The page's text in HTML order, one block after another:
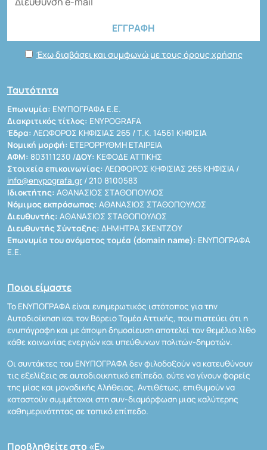
Έχω διαβάσει και συμφωνώ με τους όρους χρήσης
Ταυτότητα
Επωνυμία: ΕΝΥΠΟΓΡΑΦΑ Ε.Ε.
Διακριτικός τίτλος: ENYPOGRAFA
Έδρα: ΛΕΩΦΟΡΟΣ ΚΗΦΙΣΙΑΣ 265 / Τ.Κ. 14561 ΚΗΦΙΣΙΑ
Νομική μορφή: ΕΤΕΡΟΡΡΥΘΜΗ ΕΤΑΙΡΕΙΑ
ΑΦΜ: 803111230 /ΔΟΥ: ΚΕΦΟΔΕ ΑΤΤΙΚΗΣ
Στοιχεία επικοινωνίας: ΛΕΩΦΟΡΟΣ ΚΗΦΙΣΙΑΣ 265 ΚΗΦΙΣΙΑ /
info@enypografa.gr / 210 8100583
Ιδιοκτήτης: ΑΘΑΝΑΣΙΟΣ ΣΤΑΘΟΠΟΥΛΟΣ
Νόμιμος εκπρόσωπος: ΑΘΑΝΑΣΙΟΣ ΣΤΑΘΟΠΟΥΛΟΣ
Διευθυντής: ΑΘΑΝΑΣΙΟΣ ΣΤΑΘΟΠΟΥΛΟΣ
Διευθυντής Σύνταξης: ΔΗΜΗΤΡΑ ΣΚΕΝΤΖΟΥ
Επωνυμία του ονόματος τομέα (domain name): ΕΝΥΠΟΓΡΑΦΑ
Ε.Ε.
Ποιοι είμαστε
Το ΕΝΥΠΟΓΡΑΦΑ είναι ενημερωτικός ιστότοπος για την
Αυτοδιοίκηση και τον Βόρειο Τομέα Αττικής, που πιστεύει ότι η
ενυπόγραφη και με άποψη δημοσίευση αποτελεί τον θεμέλιο λίθο
κάθε κοινωνίας ενεργών και υπεύθυνων πολιτών-δημοτών.
Οι συντάκτες του ΕΝΥΠΟΓΡΑΦΑ δεν φιλοδοξούν να κατευθύνουν
τις εξελίξεις σε αυτοδιοικητικό επίπεδο, ούτε να γίνουν φορείς
της μίας και μοναδικής Αλήθειας. Αντιθέτως, επιθυμούν να
καταστούν συμμέτοχοι στη συν-διαμόρφωση μιας καλύτερης
καθημερινότητας σε τοπικό επίπεδο.
Προβληθείτε στο «Ε»